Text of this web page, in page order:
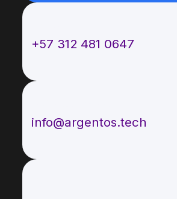
+57 312 481 0647
info@argentos.tech